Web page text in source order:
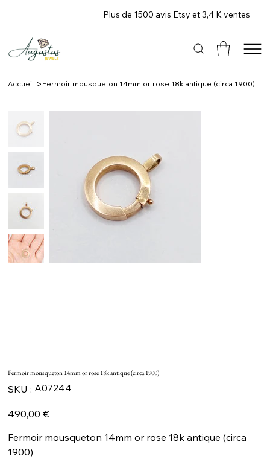
Plus de 1500 avis Etsy et 3,4 K ventes
Accueil > Fermoir mousqueton 14mm or rose 18k antique (circa 1900)
Fermoir mousqueton 14mm or rose 18k antique (circa 1900)
SKU :
SKU
A07244
A07244
490,00 €
Fermoir mousqueton 14mm or rose 18k antique (circa
1900)